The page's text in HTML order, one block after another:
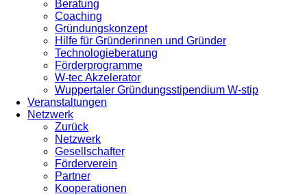
Beratung
Coaching
Gründungskonzept
Hilfe für Gründerinnen und Gründer
Technologieberatung
Förderprogramme
W-tec Akzelerator
Wuppertaler Gründungsstipendium W-stip
Veranstaltungen
Netzwerk
Zurück
Netzwerk
Gesellschafter
Förderverein
Partner
Kooperationen